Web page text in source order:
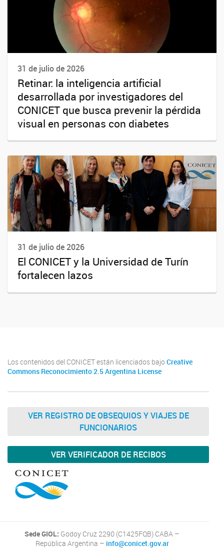
31 de julio de 2026
Retinar: la inteligencia artificial
desarrollada por investigadores del
CONICET que busca prevenir la pérdida
visual en personas con diabetes
31 de julio de 2026
El CONICET y la Universidad de Turín
fortalecen lazos
Los contenidos del CONICET están licenciados bajo Creative
Commons Reconocimiento 2.5 Argentina License
VER REGISTRO DE OBSEQUIOS Y VIAJES DE
FUNCIONARIOS
VER VERIFICADOR DE RECIBOS
Sede GIOL: Godoy Cruz 2290 (C1425FQB) CABA –
República Argentina – info@conicet.gov.ar